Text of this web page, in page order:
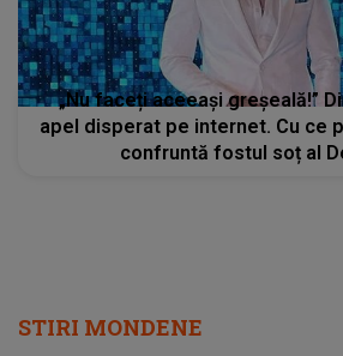
„Nu faceți aceeași greșeală!”
apel disperat pe internet. Cu ce
confruntă fostul soț al
STIRI MONDENE